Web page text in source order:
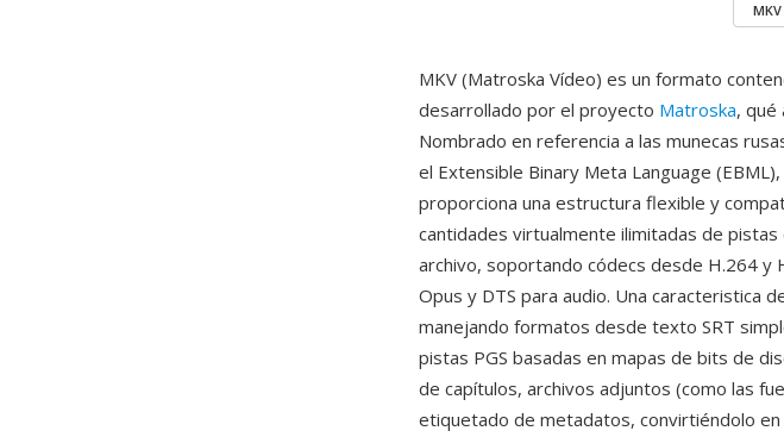
MKV
MKV (Matroska Vídeo) es un formato
desarrollado por el proyecto Matroska, qué
Nombrado en referencia a las munecas
el Extensible Binary Meta Language
proporciona una estructura flexible y
cantidades virtualmente ilimitadas de
archivo, soportando códecs desde H.264 y
Opus y DTS para audio. Una caracteristica
manejando formatos desde texto SRT
pistas PGS basadas en mapas de bits de
de capítulos, archivos adjuntos (como las
etiquetado de metadatos, convirtiéndolo